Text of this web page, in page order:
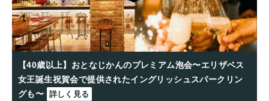
【40歳以上】おとなじかんのプレミアム泡会〜エリザベス
女王誕生祝賀会で提供されたイングリッシュスパークリン
グも〜 詳しく見る